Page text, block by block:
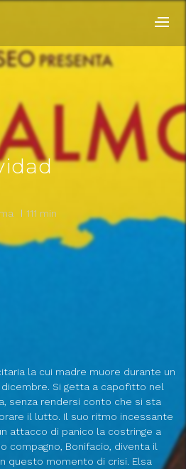
111 min
la cui madre muore durante un
Si getta a capofitto nel
senza rendersi conto che si sta
il lutto. Il suo ritmo incessante
attacco di panico la costringe a
compagno, Bonifacio, diventa il
questo momento di crisi. Elsa